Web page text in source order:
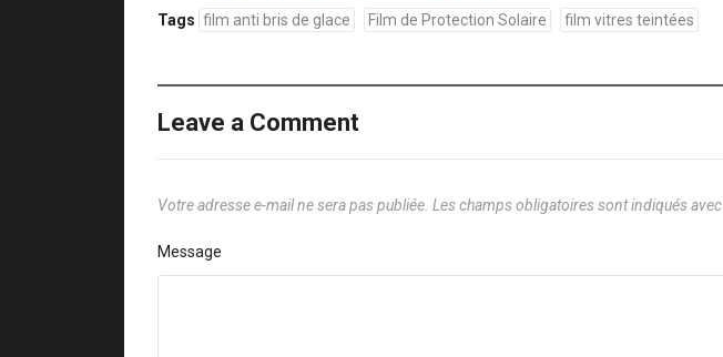
Tags film anti bris de glace Film de Protection Solaire film vitres teintées
Leave a Comment
Votre adresse e-mail ne sera pas publiée. Les champs obligatoires sont indiqués avec
Message